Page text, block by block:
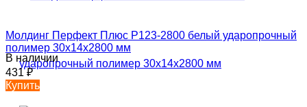
Молдинг Перфект Плюс P123-2800 белый ударопрочный
полимер 30х14х2800 мм
В наличии
431₽
Купить